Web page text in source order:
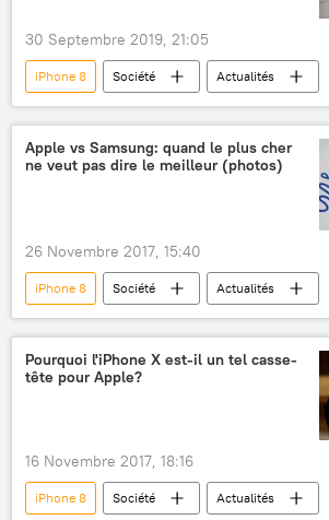
30 Septembre 2019, 21:05
iPhone 8 Société
Actualités
Apple
iPhone
iPad
hackers
sécurité
iPod
jailbreak
iPhone 5
iPhone 6
iPhone 4S
Sciences et tech
Apple vs Samsung: quand le plus cher
ne veut pas dire le meilleur (photos)
26 Novembre 2017, 15:40
iPhone 8 Société
Actualités
Apple
Samsung
Sony
iPhone 7
iPhone X
iPhone 8
classement
Sciences et tech
Pourquoi l'iPhone X est-il un tel casse-
tête pour Apple?
16 Novembre 2017, 18:16
iPhone 8 Société
Actualités